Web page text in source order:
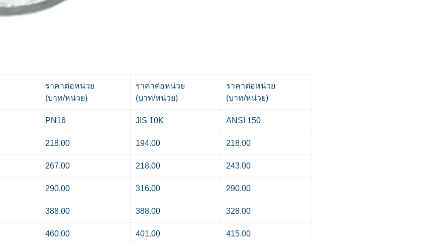
ราคาต่อหน่วย
(บาท/หน่วย)
ราคาต่อหน่วย
(บาท/หน่วย)
ราคาต่อหน่วย
(บาท/หน่วย)
PN16 JIS 10K ANSI 150
218.00 194.00 218.00
267.00 218.00 243.00
290.00 316.00 290.00
388.00 388.00 328.00
460.00 401.00 415.00